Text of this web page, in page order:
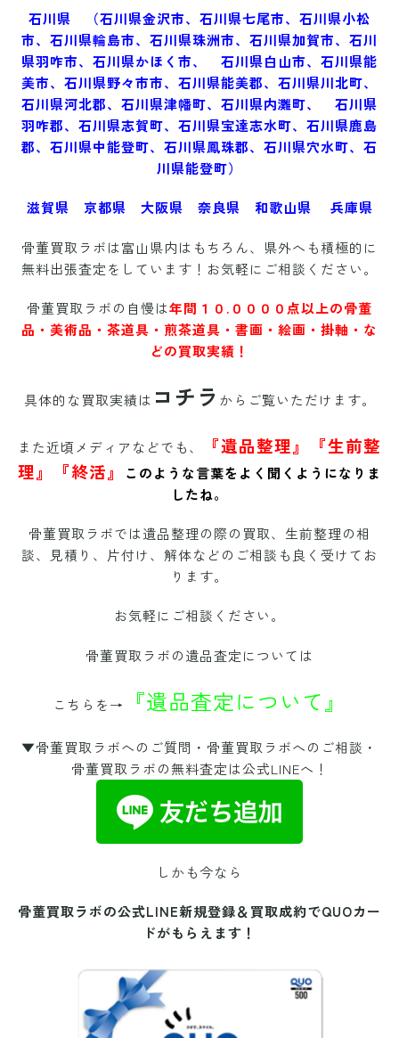
石川県 （石川県金沢市、石川県七尾市、石川県小松
市、石川県輪島市、石川県珠洲市、石川県加賀市、石川
県羽咋市、石川県かほく市、 石川県白山市、石川県能
美市、石川県野々市市、石川県能美郡、石川県川北町、
石川県河北郡、石川県津幡町、石川県内灘町、 石川県
羽咋郡、石川県志賀町、石川県宝達志水町、石川県鹿島
郡、石川県中能登町、石川県鳳珠郡、石川県穴水町、石
川県能登町）
滋賀県 京都県 大阪県 奈良県 和歌山県 兵庫県
骨董買取ラボは富山県内はもちろん、県外へも積極的に
無料出張査定をしています！お気軽にご相談ください。
骨董買取ラボの自慢は年間１０.００００点以上の骨董
品・美術品・茶道具・煎茶道具・書画・絵画・掛軸・な
どの買取実績！
具体的な買取実績は コチラ からご覧いただけます。
また近頃メディアなどでも、
『遺品整理』『生前整
理』『終活』
このような言葉をよく聞くようになりま
したね。
骨董買取ラボでは遺品整理の際の買取、生前整理の相
談、見積り、片付け、解体などのご相談も良く受けてお
ります。
お気軽にご相談ください。
骨董買取ラボの遺品査定については
こちらを→ 『遺品査定について』
▼骨董買取ラボへのご質問・骨董買取ラボへのご相談・
骨董買取ラボの無料査定は公式LINEへ！
しかも今なら
骨董買取ラボの公式LINE新規登録＆買取成約でQUOカー
ドがもらえます！